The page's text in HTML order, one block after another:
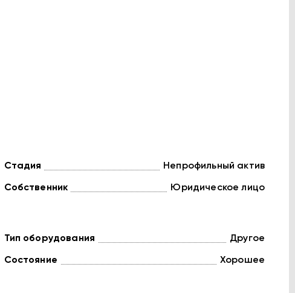
Стадия Непрофильный актив
Собственник Юридическое лицо
Тип оборудования Другое
Состояние Хорошее